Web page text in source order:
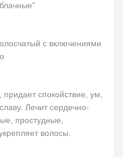
с включениями
спокойствие, ум,
Лечит сердечно-
простудные,
волосы.